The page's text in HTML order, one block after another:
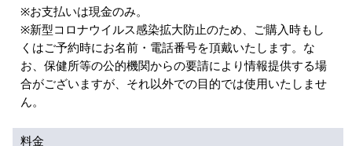
サイトマップ トップに戻る
※お支払いは現金のみ。
※新型コロナウイルス感染拡大防止のため、ご購入時もし
くはご予約時にお名前・電話番号を頂戴いたします。な
お、保健所等の公的機関からの要請により情報提供する場
合がございますが、それ以外での目的では使用いたしませ
ん。
料金